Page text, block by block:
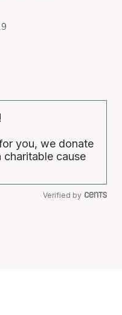
you, we donate
charitable cause
Verified by